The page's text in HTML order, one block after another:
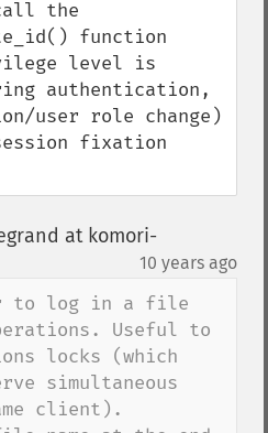
the
function
level is
authentication,
user role change)
fixation
at komori-
10 years ago
to log in a file
Useful to
locks (which
simultaneous
client).